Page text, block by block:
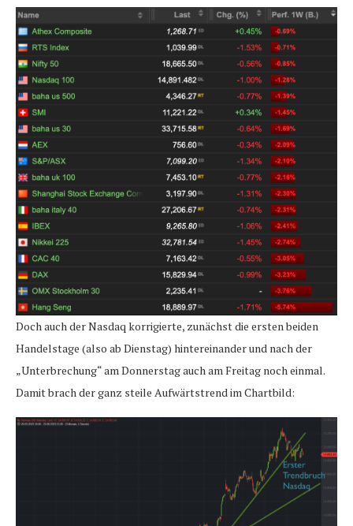
Doch auch der Nasdaq korrigierte, zunächst die ersten beiden
Handelstage (also ab Dienstag) hintereinander und nach der
„Unterbrechung“ am Donnerstag auch am Freitag noch einmal.
Damit brach der ganz steile Aufwärtstrend im Chartbild: